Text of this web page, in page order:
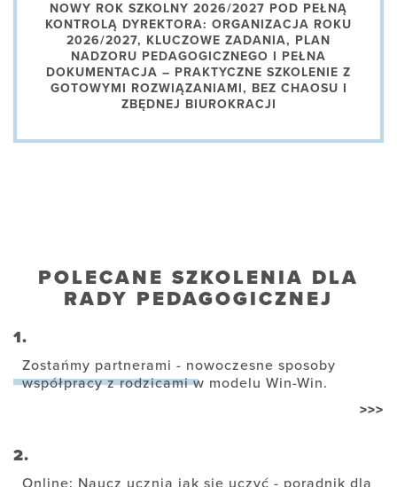
NOWY ROK SZKOLNY 2026/2027 POD PEŁNĄ
KONTROLĄ DYREKTORA: ORGANIZACJA ROKU
2026/2027, KLUCZOWE ZADANIA, PLAN
NADZORU PEDAGOGICZNEGO I PEŁNA
DOKUMENTACJA – PRAKTYCZNE SZKOLENIE Z
GOTOWYMI ROZWIĄZANIAMI, BEZ CHAOSU I
ZBĘDNEJ BIUROKRACJI
POLECANE SZKOLENIA DLA
RADY PEDAGOGICZNEJ
1.
Zostańmy partnerami - nowoczesne sposoby
współpracy z rodzicami w modelu Win-Win.
>>>
2.
Online: Naucz ucznia jak się uczyć - poradnik dla